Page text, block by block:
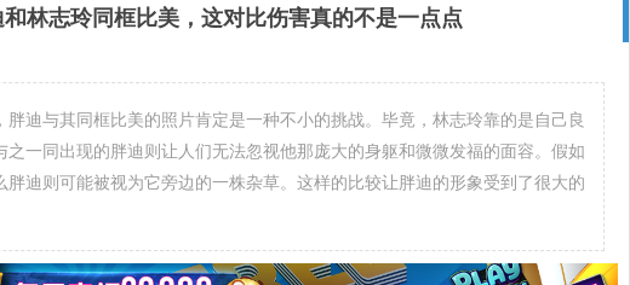
和林志玲同框比美，这对比伤害真的不是一点点
迪与其同框比美的照片肯定是一种不小的挑战。毕竟，林志玲靠的是自己良
一同出现的胖迪则让人们无法忽视他那庞大的身躯和微微发福的面容。假如
迪则可能被视为它旁边的一株杂草。这样的比较让胖迪的形象受到了很大的